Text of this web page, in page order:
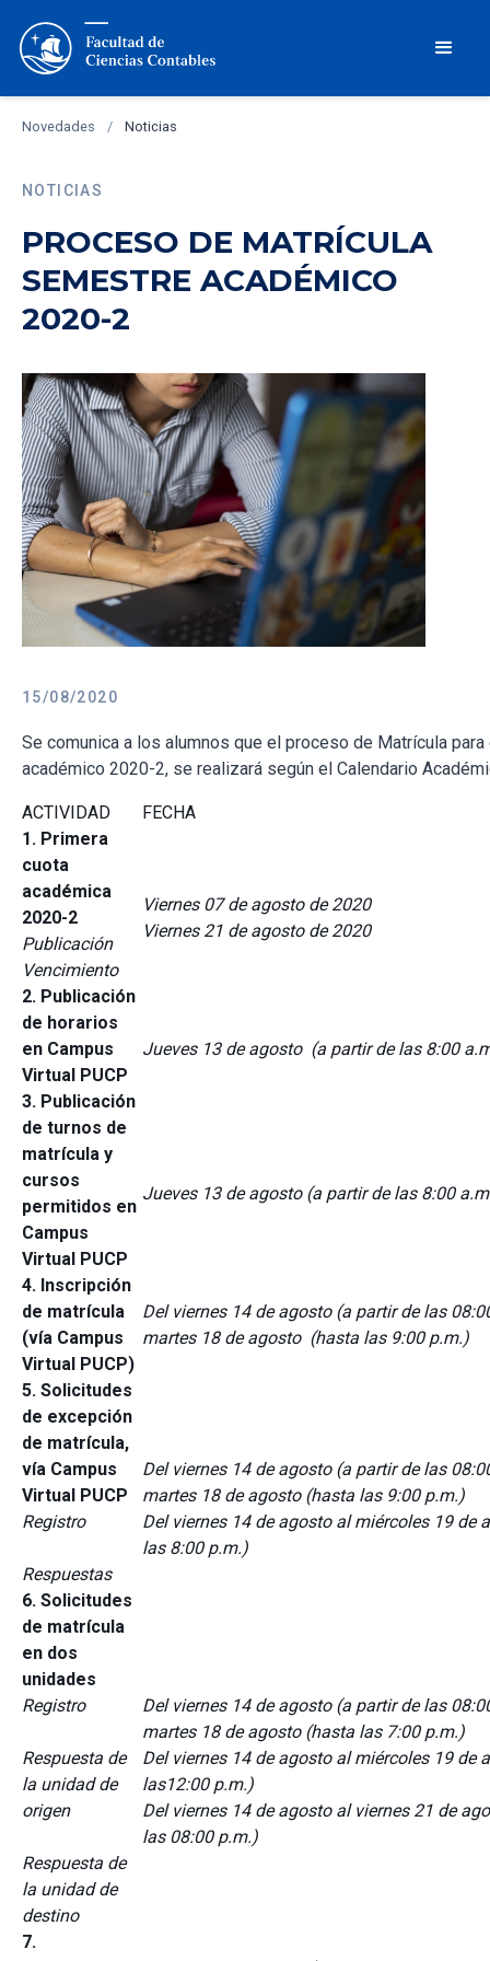
Novedades / Noticias
NOTICIAS
PROCESO DE MATRÍCULA
SEMESTRE ACADÉMICO
2020-2
15/08/2020
Se comunica a los alumnos que el proceso de Matrícula
académico 2020-2, se realizará según el Calendario
ACTIVIDAD
FECHA
1. Primera
cuota
académica
2020-2
Publicación
Vencimiento
Viernes 07 de agosto de 2020
Viernes 21 de agosto de 2020
2. Publicación
de horarios
en Campus
Virtual PUCP
Jueves 13 de agosto (a partir de las 8:00
3. Publicación
de turnos de
matrícula y
cursos
permitidos en
Campus
Virtual PUCP
Jueves 13 de agosto (a partir de las 8:00
4. Inscripción
de matrícula
(vía Campus
Virtual PUCP)
Del viernes 14 de agosto (a partir de las
martes 18 de agosto (hasta las 9:00 p.m.)
5. Solicitudes
de excepción
de matrícula,
vía Campus
Virtual PUCP
Registro
Respuestas
Del viernes 14 de agosto (a partir de las
martes 18 de agosto (hasta las 9:00 p.m.)
Del viernes 14 de agosto al miércoles 19 de
las 8:00 p.m.)
6. Solicitudes
de matrícula
en dos
unidades
Registro
Respuesta de
la unidad de
origen
Respuesta de
la unidad de
destino
Del viernes 14 de agosto (a partir de las
martes 18 de agosto (hasta las 7:00 p.m.)
Del viernes 14 de agosto al miércoles 19 de
las12:00 p.m.)
Del viernes 14 de agosto al viernes 21 de
las 08:00 p.m.)
7.